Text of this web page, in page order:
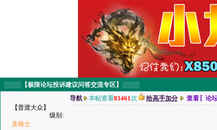
░░░░【极限论坛投诉建议问答交流专区】░░░░
【普渡大众】
级别:
圣骑士
导航 本帖查看83461次 给高手加分 查看〖论